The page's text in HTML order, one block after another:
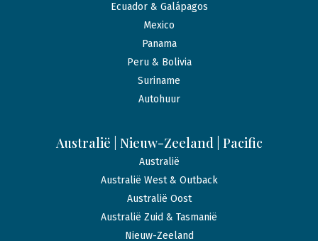
Ecuador & Galápagos
Mexico
Panama
Peru & Bolivia
Suriname
Autohuur
Australië | Nieuw-Zeeland | Pacific
Australië
Australië West & Outback
Australië Oost
Australië Zuid & Tasmanië
Nieuw-Zeeland